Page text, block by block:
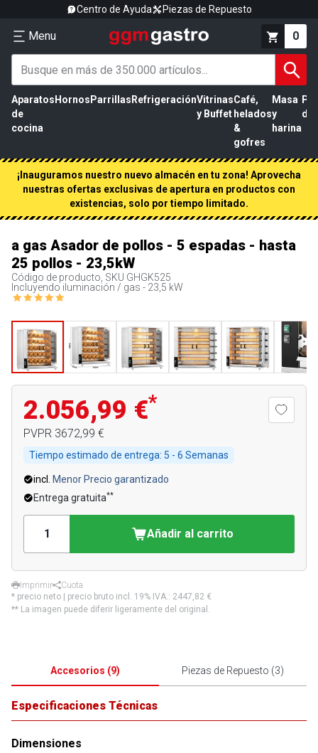
Centro de Ayuda Piezas de Repuesto
Menu 0
Aparatos
de
cocina
Hornos Parrillas RefrigeraciónVitrinas
y Buffet
Café,
helados
&
gofres
Masa
y
harina
de
¡Inauguramos nuestro nuevo almacén en tu zona! Aprovecha
nuestras ofertas exclusivas de apertura en productos con
existencias, solo por tiempo limitado.
a gas Asador de pollos - 5 espadas - hasta
25 pollos - 23,5kW
Código de producto, SKU GHGK525
Incluyendo iluminación / gas - 23,5 kW
2.056,99 €*
PVPR 3672,99 €
Tiempo estimado de entrega: 5 - 6 Semanas
incl.
Menor Precio garantizado
Entrega gratuita**
Añadir al carrito
Imprimir
Cuota
* precio neto | precio bruto incl. 19% IVA.: 2447,82 €
** La imagen puede diferir ligeramente del original.
Accesorios (9) Piezas de Repuesto (3)
Especificaciones Técnicas
Dimensiones